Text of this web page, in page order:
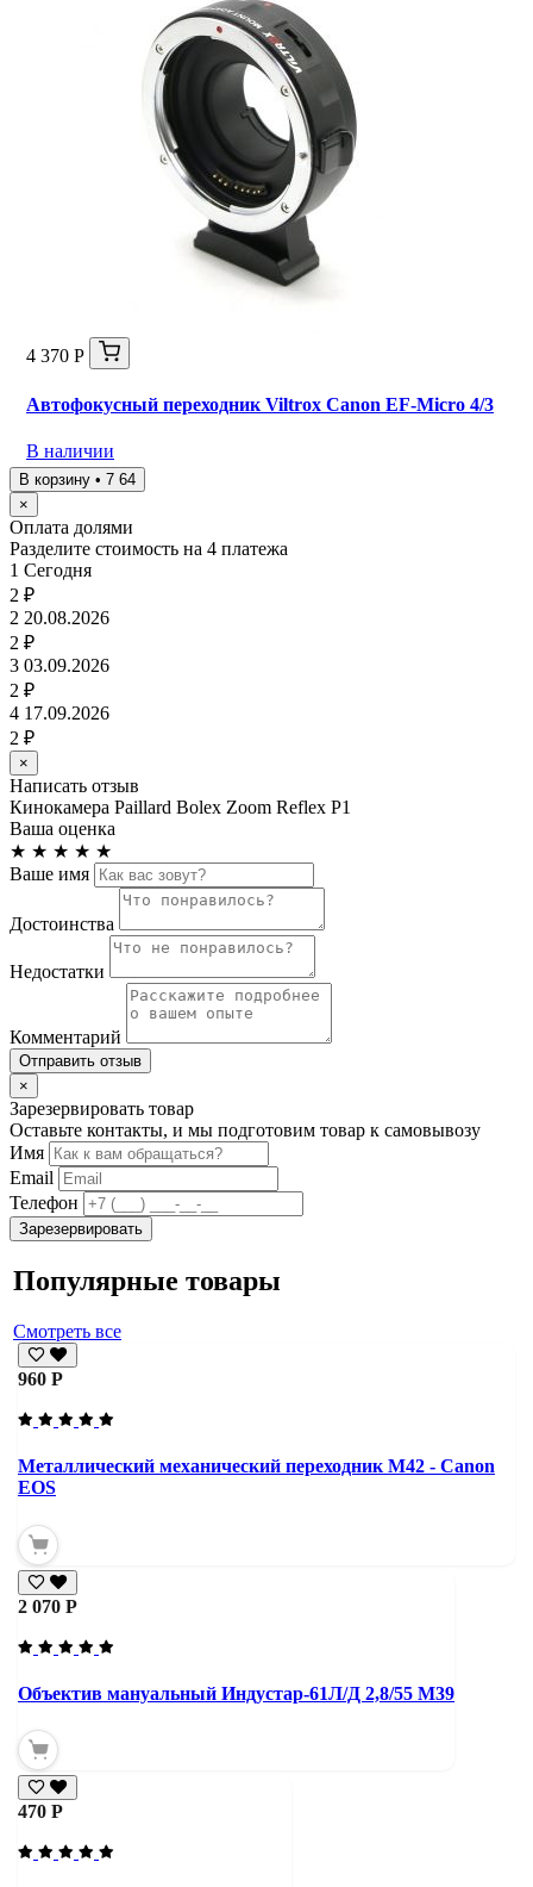
4 370 Р
Автофокусный переходник Viltrox Canon EF-Micro 4/3
В наличии
В корзину • 7 64
×
Оплата долями
Разделите стоимость на 4 платежа
1 Сегодня
2 ₽
2 20.08.2026
2 ₽
3 03.09.2026
2 ₽
4 17.09.2026
2 ₽
×
Написать отзыв
Кинокамера Paillard Bolex Zoom Reflex P1
Ваша оценка
★ ★ ★ ★ ★
Ваше имя
Достоинства
Недостатки
Комментарий
Отправить отзыв
×
Зарезервировать товар
Оставьте контакты, и мы подготовим товар к самовывозу
Имя
Email
Телефон
Зарезервировать
Популярные товары
Смотреть все
960 Р
Металлический механический переходник M42 - Canon
EOS
2 070 Р
Объектив мануальный Индустар-61Л/Д 2,8/55 М39
470 Р